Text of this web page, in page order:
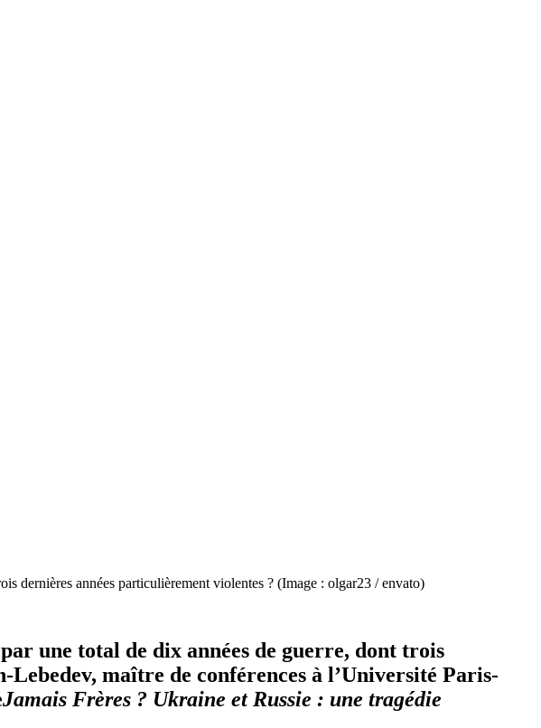
dernières années particulièrement violentes ? (Image : olgar23 / envato)
une total de dix années de guerre, dont trois
maître de conférences à l’Université Paris-
Jamais Frères ? Ukraine et Russie : une tragédie